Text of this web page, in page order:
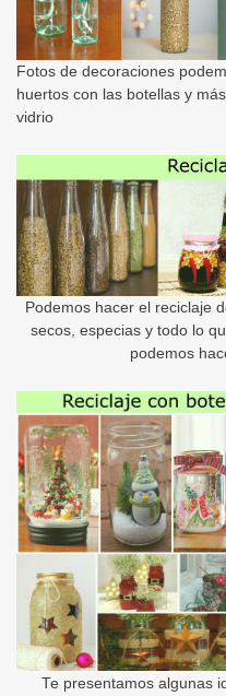
Fotos de decoraciones
huertos con las botellas y
vidrio
Podemos hacer el reciclaje
secos, especias y todo lo
podemos
Te presentamos algunas